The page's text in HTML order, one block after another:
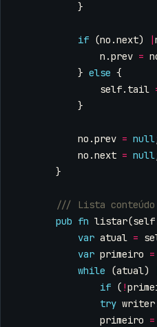
}
if (no .next) |
n .prev =
} else {
self. tail
}
no .prev = null
no .next = null
}
pub fn listar(self
var atual =
var primeiro =
while
(atual)
if ( !
try writer
primeiro =